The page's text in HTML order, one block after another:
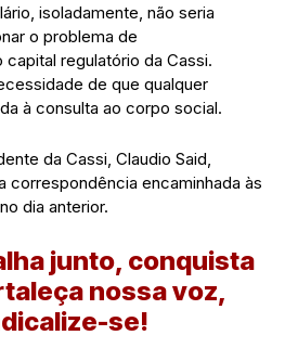
isoladamente, não seria
o problema de
regulatório da Cassi.
de que qualquer
à consulta ao corpo social.
da Cassi, Claudio Said,
correspondência encaminhada às
dia anterior.
junto, conquista
nossa voz,
se!